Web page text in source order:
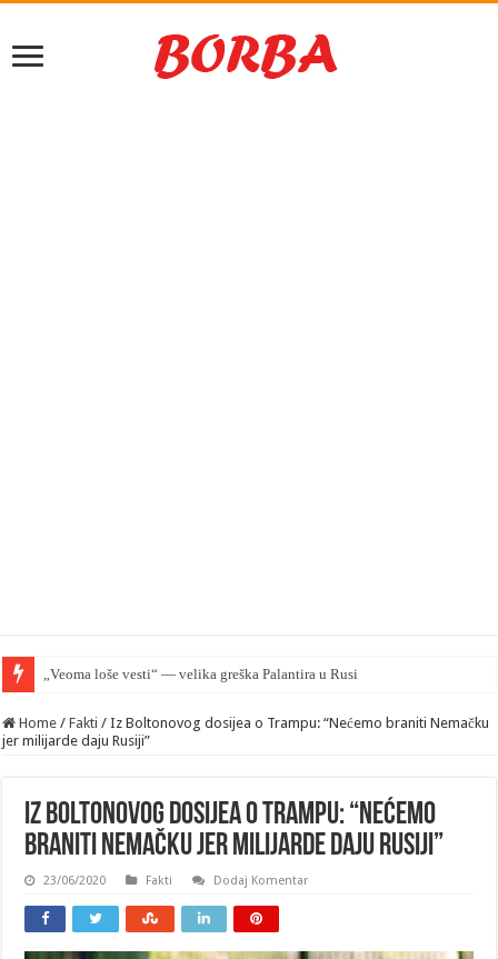
„Veoma loše vesti“ — velika greška Palantira u Rusiji
Home / Fakti / Iz Boltonovog dosijea o Trampu: “Nećemo braniti Nemačku
jer milijarde daju Rusiji”
Iz Boltonovog dosijea o Trampu: “Nećemo
braniti Nemačku jer milijarde daju Rusiji”
23/06/2020 Fakti Dodaj Komentar